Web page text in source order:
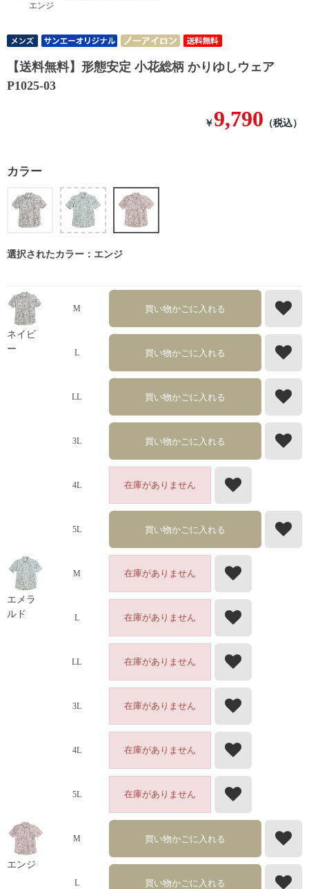
エンジ
【送料無料】形態安定 小花総柄 かりゆしウェア
P1025-03
￥9,790 （税込）
カラー
選択されたカラー：エンジ
ネイビ
ー
M 買い物かごに入れる
L 買い物かごに入れる
LL 買い物かごに入れる
3L 買い物かごに入れる
4L 在庫がありません
5L 買い物かごに入れる
エメラ
ルド
M 在庫がありません
L 在庫がありません
LL 在庫がありません
3L 在庫がありません
4L 在庫がありません
5L 在庫がありません
エンジ
M 買い物かごに入れる
L 買い物かごに入れる